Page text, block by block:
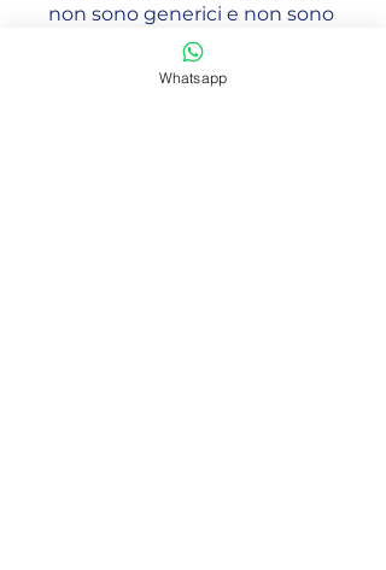
non sono generici e non sono
generati automaticamente.
Whatsapp